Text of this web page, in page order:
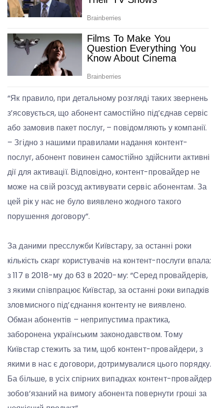
“Як правило, при детальному розгляді таких звернень
з’ясовується, що абонент самостійно під’єднав сервіс
або замовив пакет послуг, – повідомляють у компанії.
– Згідно з нашими правилами надання контент-
послуг, абонент повинен самостійно здійснити активні
дії для активації. Відповідно, контент-провайдер не
може на свій розсуд активувати сервіс абонентам. За
цей рік у нас не було виявлено жодного такого
порушення договору”.
За даними пресслужби Київстару, за останні роки
кількість скарг користувачів на контент-послуги впала:
з 117 в 2018-му до 63 в 2020-му: “Серед провайдерів,
з якими співпрацює Київстар, за останні роки випадків
зловмисного під’єднання контенту не виявлено.
Обман абонентів – неприпустима практика,
заборонена українським законодавством. Тому
Київстар стежить за тим, щоб контент-провайдери, з
якими в нас є договори, дотримувалися цього порядку.
Ба більше, в усіх спірних випадках контент-провайдер
зобов’язаний на вимогу абонента повернути гроші за